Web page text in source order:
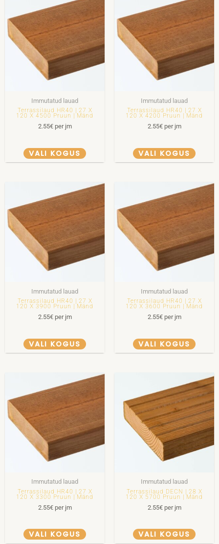
Immutatud lauad
Terrassilaud HR40 | 27 X
120 X 4500 Pruun | Mänd
2.55€per jm
VALI KOGUS
Immutatud lauad
Terrassilaud HR40 | 27 X
120 X 4200 Pruun | Mänd
2.55€per jm
VALI KOGUS
Immutatud lauad
Terrassilaud HR40 | 27 X
120 X 3900 Pruun | Mänd
2.55€per jm
VALI KOGUS
Immutatud lauad
Terrassilaud HR40 | 27 X
120 X 3600 Pruun | Mänd
2.55€per jm
VALI KOGUS
Immutatud lauad
Terrassilaud HR40 | 27 X
120 X 3300 Pruun | Mänd
2.55€per jm
VALI KOGUS
Immutatud lauad
Terrassilaud DECN | 28 X
120 X 5700 Pruun | Mänd
2.55€per jm
VALI KOGUS